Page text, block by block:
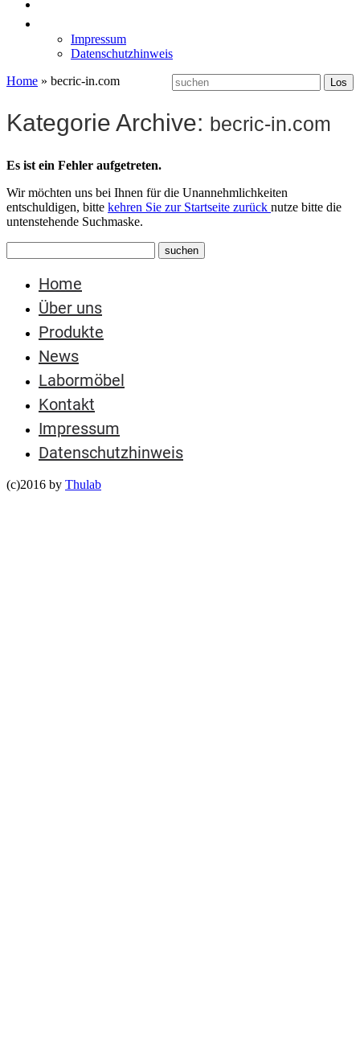
Impressum
Datenschutzhinweis
Home » becric-in.com
Kategorie Archive: becric-in.com
Es ist ein Fehler aufgetreten.
Wir möchten uns bei Ihnen für die Unannehmlichkeiten
entschuldigen, bitte kehren Sie zur Startseite zurück nutze bitte die
untenstehende Suchmaske.
Home
Über uns
Produkte
News
Labormöbel
Kontakt
Impressum
Datenschutzhinweis
(c)2016 by Thulab